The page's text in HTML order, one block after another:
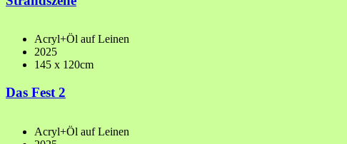
Acryl+Öl auf Leinen
2025
145 x 120cm
Das Fest 2
Acryl+Öl auf Leinen